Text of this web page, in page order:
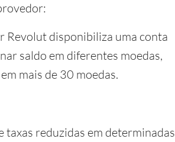
Revolut disponibiliza uma conta
saldo em diferentes moedas,
mais de 30 moedas.
reduzidas em determinadas